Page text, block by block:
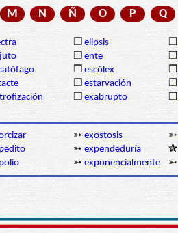
M N Ñ O P Q
❒ elipsis ❒
❒ ente ❒
❒ escólex ❒
❒ estarvación ❒
❒ exabrupto ❒
➳ exostosis ➳
➳ expendeduría ✰
➳ exponencialmente ➳